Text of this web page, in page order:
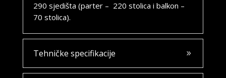
290 sjedišta (parter – 220 stolica i balkon –
70 stolica).
Tehničke specifikacije